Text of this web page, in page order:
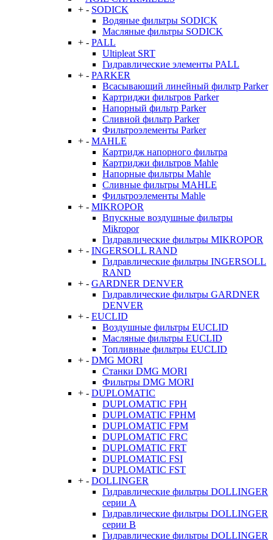
+ - SODICK
Водяные фильтры SODICK
Масляные фильтры SODICK
+ - PALL
Ultipleat SRT
Гидравлические элементы PALL
+ - PARKER
Всасывающий линейный фильтр Parker
Картриджи фильтров Parker
Напорный фильтр Parker
Сливной фильтр Parker
Фильтроэлементы Parker
+ - MAHLE
Картридж напорного фильтра
Картриджи фильтров Mahle
Напорные фильтры Mahle
Сливные фильтры MAHLE
Фильтроэлементы Mahle
+ - MIKROPOR
Впускные воздушные фильтры
Mikropor
Гидравлические фильтры MIKROPOR
+ - INGERSOLL RAND
Гидравлические фильтры INGERSOLL
RAND
+ - GARDNER DENVER
Гидравлические фильтры GARDNER
DENVER
+ - EUCLID
Воздушные фильтры EUCLID
Масляные фильтры EUCLID
Топливные фильтры EUCLID
+ - DMG MORI
Станки DMG MORI
Фильтры DMG MORI
+ - DUPLOMATIC
DUPLOMATIC FPH
DUPLOMATIC FPHM
DUPLOMATIC FPM
DUPLOMATIC FRC
DUPLOMATIC FRT
DUPLOMATIC FSI
DUPLOMATIC FST
+ - DOLLINGER
Гидравлические фильтры DOLLINGER
серии A
Гидравлические фильтры DOLLINGER
серии B
Гидравлические фильтры DOLLINGER